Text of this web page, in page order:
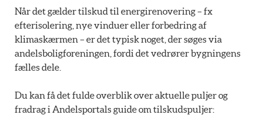
Når det gælder tilskud til energirenovering – fx
efterisolering, nye vinduer eller forbedring af
klimaskærmen – er det typisk noget, der søges via
andelsboligforeningen, fordi det vedrører bygningens
fælles dele.
Du kan få det fulde overblik over aktuelle puljer og
fradrag i Andelsportals guide om tilskudspuljer: